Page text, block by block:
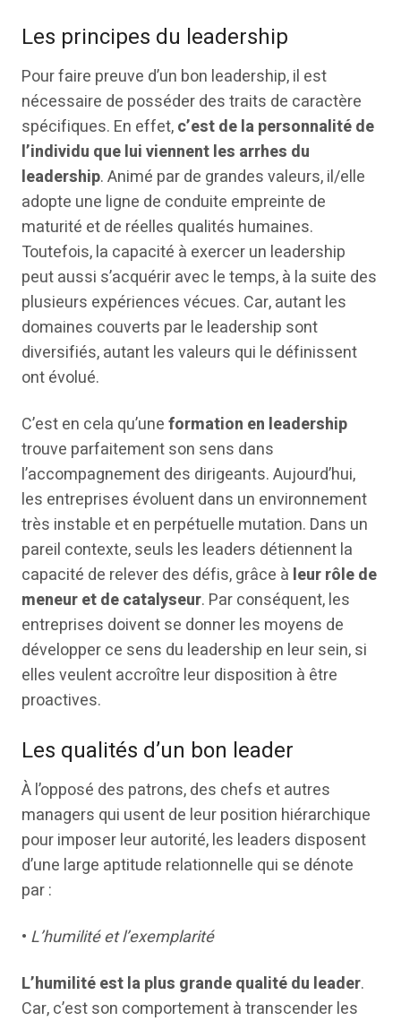
Les principes du leadership
Pour faire preuve d’un bon leadership, il est
nécessaire de posséder des traits de caractère
spécifiques. En effet,c’est de la personnalité de
l’individu que lui viennent les arrhes du
leadership. Animé par de grandes valeurs, il/elle
adopte une ligne de conduite empreinte de
maturité et de réelles qualités humaines.
Toutefois, la capacité à exercer un leadership
peut aussi s’acquérir avec le temps, à la suite des
plusieurs expériences vécues. Car, autant les
domaines couverts par le leadership sont
diversifiés, autant les valeurs qui le définissent
ont évolué.
C’est en cela qu’uneformation en leadership
trouve parfaitement son sens dans
l’accompagnement des dirigeants. Aujourd’hui,
les entreprises évoluent dans un environnement
très instable et en perpétuelle mutation. Dans un
pareil contexte, seuls les leaders détiennent la
capacité de relever des défis, grâce à leur rôle de
meneur et de catalyseur. Par conséquent, les
entreprises doivent se donner les moyens de
développer ce sens du leadership en leur sein, si
elles veulent accroître leur disposition à être
proactives.
Les qualités d’un bon leader
À l’opposé des patrons, des chefs et autres
managers qui usent de leur position hiérarchique
pour imposer leur autorité, les leaders disposent
d’une large aptitude relationnelle qui se dénote
par :
• L’humilité et l’exemplarité
L’humilité est la plus grande qualité du leader.
Car, c’est son comportement à transcender les